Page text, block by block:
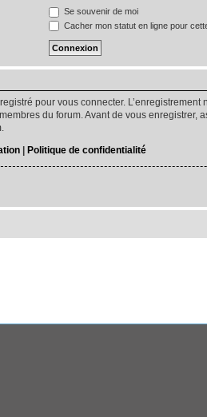
Se souvenir de moi
Cacher mon statut en ligne pour
pour vous connecter.
du forum. Avant de vous enregistrer,
| Politique de confidentialité